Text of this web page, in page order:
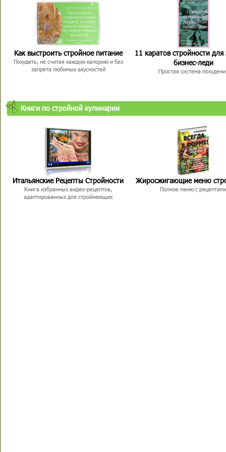
Как выстроить стройное питание
Похудеть, не считая каждую калорию и без
запрета любимых вкусностей
11 каратов стройности для
бизнес-леди
Простая система
Книги по стройной кулинарии
Итальянские Рецепты Стройности
Книга избранных видео-рецептов,
адаптированных для стройнеющих
Жиросжигающие меню
Полное меню с рецептами